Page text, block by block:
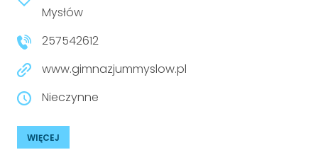
niepełnosprawnościami
Prawo
Prawa osób z niepełnosprawnościami
Urządzenia IoT
Mysłów
257542612
www.gimnazjummyslow.pl
Nieczynne
WIĘCEJ